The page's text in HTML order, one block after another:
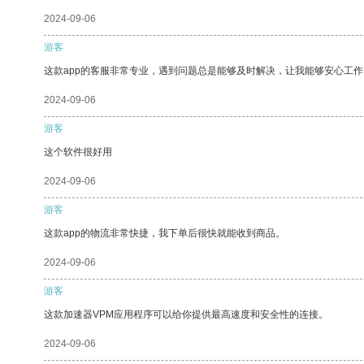
2024-09-06
游客
这款app的客服非常专业，遇到问题总是能够及时解决，让我能够安心工
2024-09-06
游客
这个软件很好用
2024-09-06
游客
这款app的物流非常快捷，我下单后很快就能收到商品。
2024-09-06
游客
这款加速器VPM应用程序可以给你提供最高速度和安全性的连接。
2024-09-06